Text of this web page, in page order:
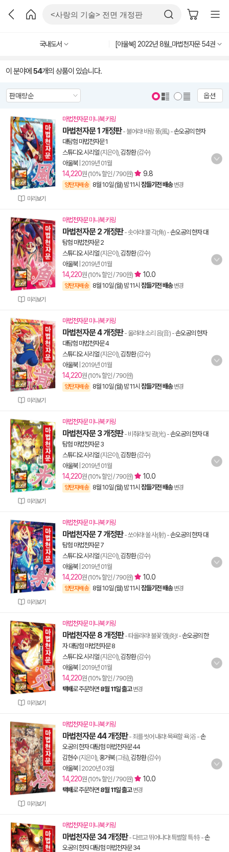
국내도서 [아울북] 2022년 8월_마법천자문 54권
이 분야에 54개의 상품이 있습니다.
옵션
미리보기
마법천자문 미니북 키링
마법천자문 1 개정판- 불어라! 바람 풍(風) -손오공의 한자
대탐험 마법천자문 1
스튜디오 시리얼 (지은이), 김창환(감수)
아울북| 2019년 01월
14,220원 (10% 할인 / 790원) 9.8
양탄자배송 8월 10일 (월) 밤 11시 잠들기전 배송 변경
미리보기
마법천자문 미니북 키링
마법천자문 2 개정판- 솟아라! 뿔 각(角) -손오공의 한자 대
탐험 마법천자문 2
스튜디오 시리얼 (지은이), 김창환(감수)
아울북| 2019년 01월
14,220원 (10% 할인 / 790원) 10.0
양탄자배송 8월 10일 (월) 밤 11시 잠들기전 배송 변경
미리보기
마법천자문 미니북 키링
마법천자문 4 개정판- 울려라! 소리 음(音) -손오공의 한자
대탐험 마법천자문 4
스튜디오 시리얼 (지은이), 김창환(감수)
아울북| 2019년 01월
14,220원 (10% 할인 / 790원)
양탄자배송 8월 10일 (월) 밤 11시 잠들기전 배송 변경
미리보기
마법천자문 미니북 키링
마법천자문 3 개정판- 비춰라! 빛 광(光) -손오공의 한자 대
탐험 마법천자문 3
스튜디오 시리얼 (지은이), 김창환(감수)
아울북| 2019년 01월
14,220원 (10% 할인 / 790원) 10.0
양탄자배송 8월 10일 (월) 밤 11시 잠들기전 배송 변경
미리보기
마법천자문 미니북 키링
마법천자문 7 개정판- 쏘아라! 쏠 사(射) -손오공의 한자 대
탐험 마법천자문 7
스튜디오 시리얼 (지은이), 김창환(감수)
아울북| 2019년 01월
14,220원 (10% 할인 / 790원) 10.0
양탄자배송 8월 10일 (월) 밤 11시 잠들기전 배송 변경
미리보기
마법천자문 미니북 키링
마법천자문 8 개정판- 타올라라! 불꽃 염(炎)!-손오공의 한
자 대탐험 마법천자문 8
스튜디오 시리얼 (지은이), 김창환(감수)
아울북| 2019년 01월
14,220원 (10% 할인 / 790원)
택배로 주문하면 8월 11일 출고 변경
미리보기
마법천자문 미니북 키링
마법천자문 44 개정판- 죄를 씻어 내라! 목욕할 욕 浴 -손
오공의 한자 대탐험 마법천자문 44
김현수(지은이), 홍거북(그림), 김창환(감수)
아울북| 2020년 03월
14,220원 (10% 할인 / 790원) 10.0
택배로 주문하면 8월 11일 출고 변경
마법천자문 미니북 키링
마법천자문 34 개정판- 다르고 뛰어나다! 특별할 특 特-손
오공의 한자 대탐험 마법천자문 34